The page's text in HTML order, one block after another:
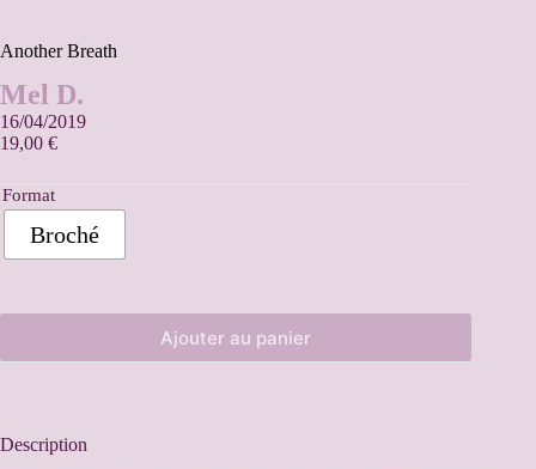
Another Breath
Mel D.
16/04/2019
19,00 €
Format
Broché
Ajouter au panier
e
Description